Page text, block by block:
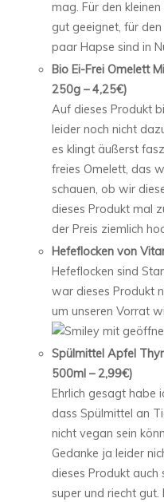
mag. Für den
gut geeignet, für
paar Hapse sind in
Bio Ei-Frei Omelett
250g – 4,25€)
Auf dieses Produkt
leider noch nicht
es klingt äußerst
freies Omelett, das
schauen, ob wir
dieses Produkt mal
der Preis ziemlich
Hefeflocken von
Hefeflocken sind
war dieses Produkt
um unseren Vorrat
Spülmittel Apfel
500ml – 2,99€)
Ehrlich gesagt habe
dass Spülmittel an
nicht vegan sein
Gedanke ja leider
dieses Produkt auch
super und riecht gut.